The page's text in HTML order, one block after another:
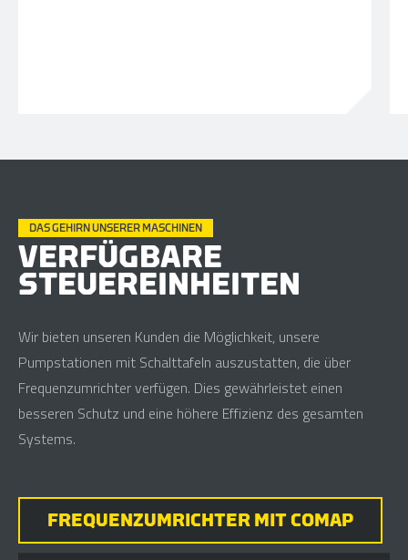
DAS GEHIRN UNSERER MASCHINEN
VERFÜGBARE
STEUEREINHEITEN
Wir bieten unseren Kunden die Möglichkeit, unsere
Pumpstationen mit Schalttafeln auszustatten, die über
Frequenzumrichter verfügen. Dies gewährleistet einen
besseren Schutz und eine höhere Effizienz des gesamten
Systems.
FREQUENZUMRICHTER MIT COMAP